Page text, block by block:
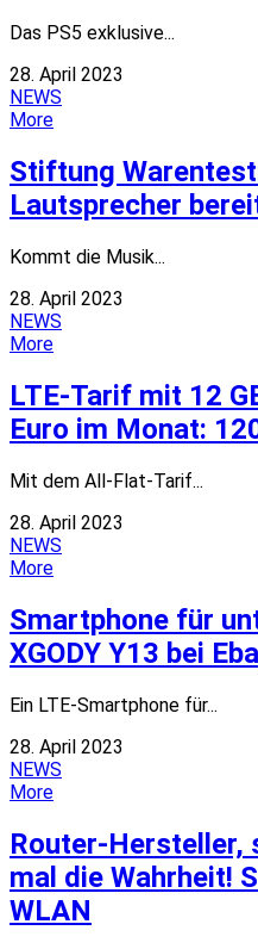
Das PS5 exklusive...
28. April 2023
NEWS
More
Stiftung
Lautsprecher
Kommt die Musik...
28. April 2023
NEWS
More
LTE-Tarif mit 12
Euro im Monat:
Mit dem All-Flat-Tarif...
28. April 2023
NEWS
More
Smartphone für
XGODY Y13 bei
Ein LTE-Smartphone für...
28. April 2023
NEWS
More
Router-Hersteller,
mal die Wahrheit!
WLAN